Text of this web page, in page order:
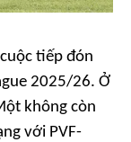
tiếp đón
2025/26. Ở
không còn
với PVF-